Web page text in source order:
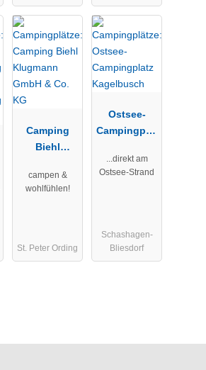
Camping
Biehl
GmbH & Co.
KG
campen &
wohlfühlen!
St. Peter Ording
Ostsee-
Campingplat
Kagelbusch
...direkt am
Ostsee-Strand
Schashagen-
Bliesdorf